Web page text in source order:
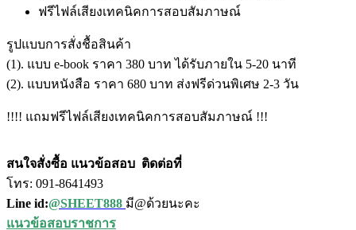
ฟรีไฟล์เสียงเทคนิคการสอบสัมภาษณ์
รูปแบบการสั่งชื้อสินค้า
(1). แบบ e-book ราคา 380 บาท ได้รับภายใน 5-20 นาที
(2). แบบหนังสือ ราคา 680 บาท ส่งฟรีด่วนพิเศษ 2-3 วัน
!!!! แถมฟรีไฟล์เสียงเทคนิคการสอบสัมภาษณ์ !!!
สนใจสั่งซื้อ แนวข้อสอบ ติดต่อที่
โทร: 091-8641493
Line id:@SHEET888 มี@ด้วยนะคะ
แนวข้อสอบราชการ